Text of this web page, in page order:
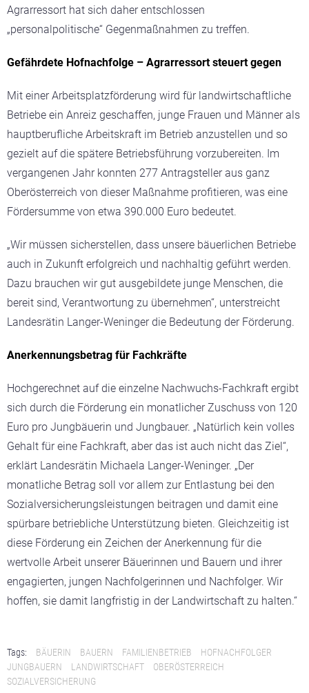
Agrarressort hat sich daher entschlossen
„personalpolitische“ Gegenmaßnahmen zu treffen.
Gefährdete Hofnachfolge – Agrarressort steuert gegen
Mit einer Arbeitsplatzförderung wird für landwirtschaftliche
Betriebe ein Anreiz geschaffen, junge Frauen und Männer als
hauptberufliche Arbeitskraft im Betrieb anzustellen und so
gezielt auf die spätere Betriebsführung vorzubereiten. Im
vergangenen Jahr konnten 277 Antragsteller aus ganz
Oberösterreich von dieser Maßnahme profitieren, was eine
Fördersumme von etwa 390.000 Euro bedeutet.
„Wir müssen sicherstellen, dass unsere bäuerlichen Betriebe
auch in Zukunft erfolgreich und nachhaltig geführt werden.
Dazu brauchen wir gut ausgebildete junge Menschen, die
bereit sind, Verantwortung zu übernehmen“, unterstreicht
Landesrätin Langer-Weninger die Bedeutung der Förderung.
Anerkennungsbetrag für Fachkräfte
Hochgerechnet auf die einzelne Nachwuchs-Fachkraft ergibt
sich durch die Förderung ein monatlicher Zuschuss von 120
Euro pro Jungbäuerin und Jungbauer. „Natürlich kein volles
Gehalt für eine Fachkraft, aber das ist auch nicht das Ziel“,
erklärt Landesrätin Michaela Langer-Weninger. „Der
monatliche Betrag soll vor allem zur Entlastung bei den
Sozialversicherungsleistungen beitragen und damit eine
spürbare betriebliche Unterstützung bieten. Gleichzeitig ist
diese Förderung ein Zeichen der Anerkennung für die
wertvolle Arbeit unserer Bäuerinnen und Bauern und ihrer
engagierten, jungen Nachfolgerinnen und Nachfolger. Wir
hoffen, sie damit langfristig in der Landwirtschaft zu halten.“
Tags: BÄUERIN BAUERN FAMILIENBETRIEB
HOFNACHFOLGER
JUNGBAUERN
LANDWIRTSCHAFT
OBERÖSTERREICH
SOZIALVERSICHERUNG